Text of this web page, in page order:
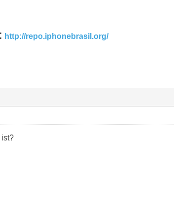
http://repo.iphonebrasil.org/
ist?